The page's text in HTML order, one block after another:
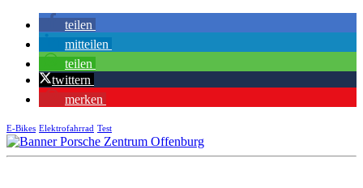
teilen
mitteilen
teilen
twittern
merken
E-Bikes Elektrofahrrad Test